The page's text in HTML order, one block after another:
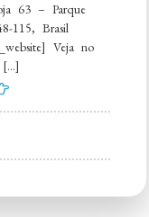
63 – Parque
115, Brasil
Veja no
[…]